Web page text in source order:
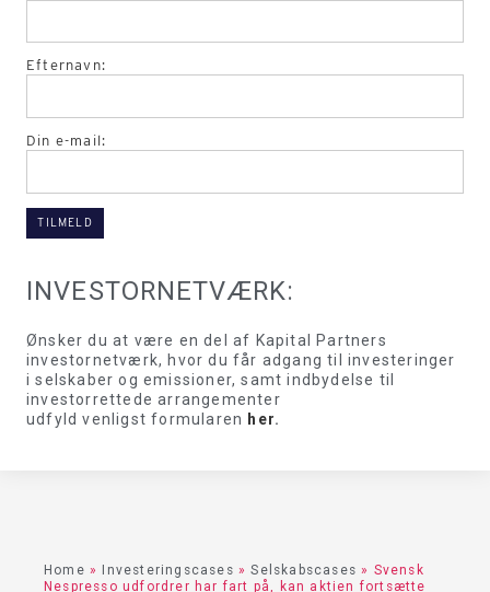
Efternavn:
Din e-mail:
INVESTORNETVÆRK:
Ønsker du at være en del af Kapital Partners
investornetværk, hvor du får adgang til investeringer
i selskaber og emissioner, samt indbydelse til
investorrettede arrangementer
udfyld venligst formularen her.
Home » Investeringscases »Selskabscases » Svensk
Nespresso udfordrer har fart på, kan aktien fortsætte